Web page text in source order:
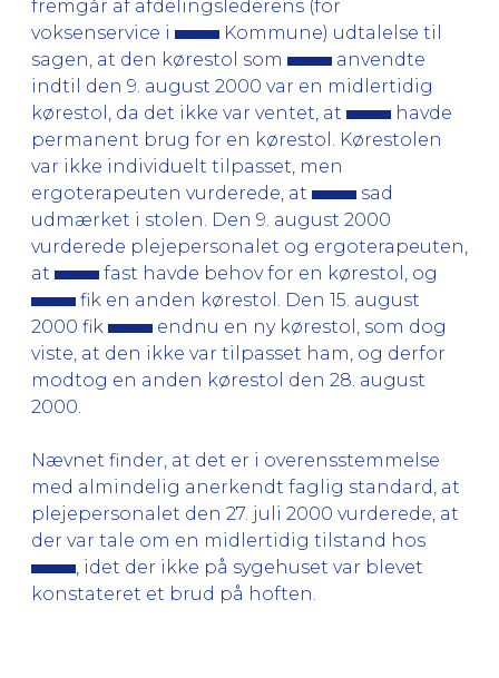
fremgår af afdelingslederens (for
voksenservice i
Kommune) udtalelse til
sagen, at den kørestol som
anvendte
indtil den 9. august 2000 var en midlertidig
kørestol, da det ikke var ventet, at
havde
permanent brug for en kørestol. Kørestolen
var ikke individuelt tilpasset, men
ergoterapeuten vurderede, at
sad
udmærket i stolen. Den 9. august 2000
vurderede plejepersonalet og ergoterapeuten,
at
fast havde behov for en kørestol, og
fik en anden kørestol. Den 15. august
2000 fik
endnu en ny kørestol, som dog
viste, at den ikke var tilpasset ham, og derfor
modtog en anden kørestol den 28. august
2000.
Nævnet finder, at det er i overensstemmelse
med almindelig anerkendt faglig standard, at
plejepersonalet den 27. juli 2000 vurderede, at
der var tale om en midlertidig tilstand hos
, idet der ikke på sygehuset var blevet
konstateret et brud på hoften.